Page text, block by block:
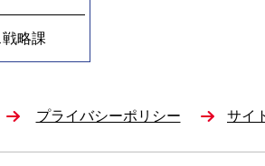
略課
プライバシーポリシー サイ